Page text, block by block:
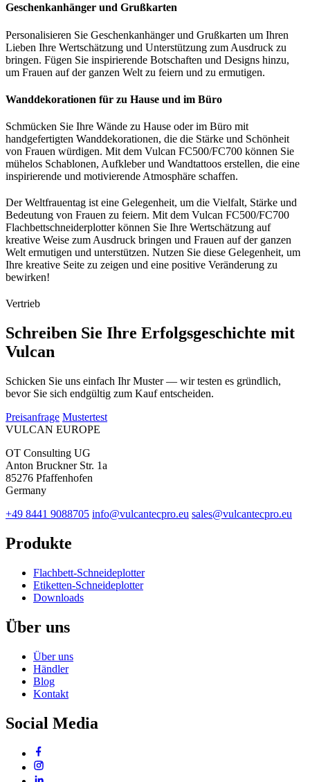
Geschenkanhänger und Grußkarten
Personalisieren Sie Geschenkanhänger und Grußkarten um Ihren
Lieben Ihre Wertschätzung und Unterstützung zum Ausdruck zu
bringen. Fügen Sie inspirierende Botschaften und Designs hinzu,
um Frauen auf der ganzen Welt zu feiern und zu ermutigen.
Wanddekorationen für zu Hause und im Büro
Schmücken Sie Ihre Wände zu Hause oder im Büro mit
handgefertigten Wanddekorationen, die die Stärke und Schönheit
von Frauen würdigen. Mit dem Vulcan FC500/FC700 können Sie
mühelos Schablonen, Aufkleber und Wandtattoos erstellen, die eine
inspirierende und motivierende Atmosphäre schaffen.
Der Weltfrauentag ist eine Gelegenheit, um die Vielfalt, Stärke und
Bedeutung von Frauen zu feiern. Mit dem Vulcan FC500/FC700
Flachbettschneiderplotter können Sie Ihre Wertschätzung auf
kreative Weise zum Ausdruck bringen und Frauen auf der ganzen
Welt ermutigen und unterstützen. Nutzen Sie diese Gelegenheit, um
Ihre kreative Seite zu zeigen und eine positive Veränderung zu
bewirken!
Vertrieb
Schreiben Sie Ihre Erfolgsgeschichte mit
Vulcan
Schicken Sie uns einfach Ihr Muster — wir testen es gründlich,
bevor Sie sich endgültig zum Kauf entscheiden.
Preisanfrage Mustertest
VULCAN EUROPE
OT Consulting UG
Anton Bruckner Str. 1a
85276 Pfaffenhofen
Germany
+49 8441 9088705 info@vulcantecpro.eu sales@vulcantecpro.eu
Produkte
Flachbett-Schneideplotter
Etiketten-Schneideplotter
Downloads
Über uns
Über uns
Händler
Blog
Kontakt
Social Media